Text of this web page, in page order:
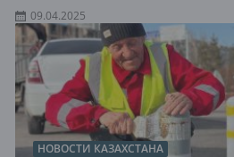
09.04.2025
НОВОСТИ КАЗАХСТАНА